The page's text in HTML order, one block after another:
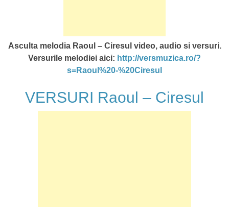
Asculta melodia Raoul – Ciresul video, audio si versuri.
Versurile melodiei aici: http://versmuzica.ro/?
s=Raoul%20-%20Ciresul
VERSURI Raoul – Ciresul